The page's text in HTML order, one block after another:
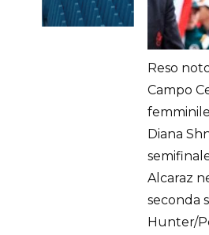
Reso
Campo
Diana
Alcaraz
seconda
Hunter/